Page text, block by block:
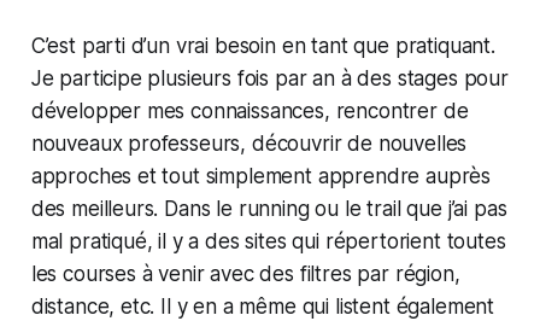
C’est parti d’un vrai besoin en tant que pratiquant.
Je participe plusieurs fois par an à des stages pour
développer mes connaissances, rencontrer de
nouveaux professeurs, découvrir de nouvelles
approches et tout simplement apprendre auprès
des meilleurs. Dans le running ou le trail que j’ai pas
mal pratiqué, il y a des sites qui répertorient toutes
les courses à venir avec des filtres par région,
distance, etc. Il y en a même qui listent également